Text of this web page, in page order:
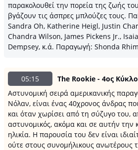
παρακολουθεί την πορεία της ζωής
βγάζουν τις άσπρες μπλούζες τους.
Sandra Oh, Katherine Heigl, Justin
Chandra Wilson, James Pickens Jr.,
Dempsey, κ.ά. Παραγωγή: Shonda
05:15
The Rookie - 4ος
Αστυνομική σειρά αμερικανικής
Νόλαν, είναι ένας 40χρονος άνδρας
και όταν χωρίσει από τη σύζυγο του,
αστυνομικός, ακόμα και σε αυτήν
ηλικία. Η παρουσία του δεν είναι
ούτε στους συνομήλικους ανωτέρους